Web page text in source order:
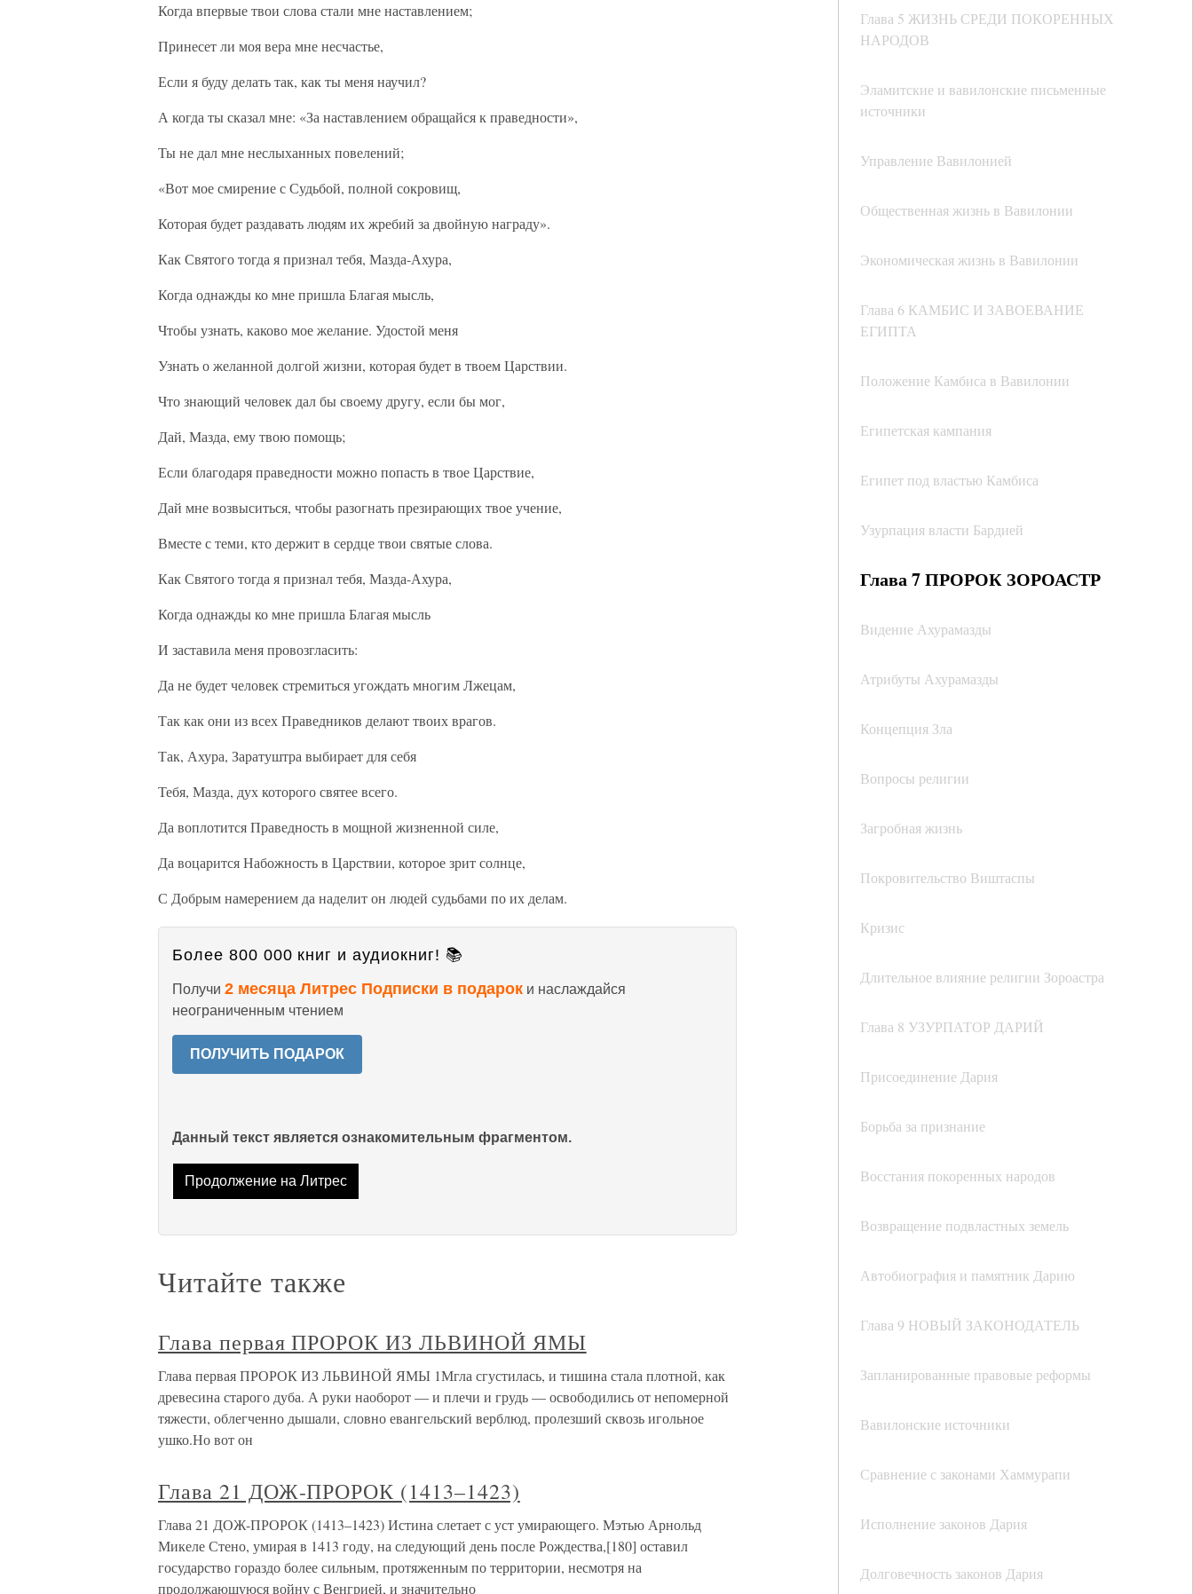
Глава 5 ЖИЗНЬ СРЕДИ ПОКОРЕННЫХ
НАРОДОВ
Эламитские и вавилонские письменные
источники
Управление Вавилонией
Общественная жизнь в Вавилонии
Экономическая жизнь в Вавилонии
Глава 6 КАМБИС И ЗАВОЕВАНИЕ
ЕГИПТА
Положение Камбиса в Вавилонии
Египетская кампания
Египет под властью Камбиса
Узурпация власти Бардией
Глава 7 ПРОРОК ЗОРОАСТР
Видение Ахурамазды
Атрибуты Ахурамазды
Концепция Зла
Вопросы религии
Загробная жизнь
Покровительство Виштаспы
Кризис
Длительное влияние религии Зороастра
Глава 8 УЗУРПАТОР ДАРИЙ
Присоединение Дария
Борьба за признание
Восстания покоренных народов
Возвращение подвластных земель
Автобиография и памятник Дарию
Глава 9 НОВЫЙ ЗАКОНОДАТЕЛЬ
Запланированные правовые реформы
Вавилонские источники
Сравнение с законами Хаммурапи
Исполнение законов Дария
Долговечность законов Дария
Когда впервые твои слова стали мне наставлением;
Принесет ли моя вера мне несчастье,
Если я буду делать так, как ты меня научил?
А когда ты сказал мне: «За наставлением обращайся к праведности»,
Ты не дал мне неслыханных повелений;
«Вот мое смирение с Судьбой, полной сокровищ,
Которая будет раздавать людям их жребий за двойную награду».
Как Святого тогда я признал тебя, Мазда-Ахура,
Когда однажды ко мне пришла Благая мысль,
Чтобы узнать, каково мое желание. Удостой меня
Узнать о желанной долгой жизни, которая будет в твоем Царствии.
Что знающий человек дал бы своему другу, если бы мог,
Дай, Мазда, ему твою помощь;
Если благодаря праведности можно попасть в твое Царствие,
Дай мне возвыситься, чтобы разогнать презирающих твое учение,
Вместе с теми, кто держит в сердце твои святые слова.
Как Святого тогда я признал тебя, Мазда-Ахура,
Когда однажды ко мне пришла Благая мысль
И заставила меня провозгласить:
Да не будет человек стремиться угождать многим Лжецам,
Так как они из всех Праведников делают твоих врагов.
Так, Ахура, Заратуштра выбирает для себя
Тебя, Мазда, дух которого святее всего.
Да воплотится Праведность в мощной жизненной силе,
Да воцарится Набожность в Царствии, которое зрит солнце,
С Добрым намерением да наделит он людей судьбами по их делам.
Более 800 000 книг и аудиокниг! 📚
Получи 2 месяца Литрес Подписки в подарок и наслаждайся
неограниченным чтением
ПОЛУЧИТЬ ПОДАРОК
Данный текст является ознакомительным фрагментом.
Продолжение на Литрес
Читайте также
Глава первая ПРОРОК ИЗ ЛЬВИНОЙ ЯМЫ
Глава первая ПРОРОК ИЗ ЛЬВИНОЙ ЯМЫ 1Мгла сгустилась, и тишина стала плотной, как
древесина старого дуба. А руки наоборот — и плечи и грудь — освободились от непомерной
тяжести, облегченно дышали, словно евангельский верблюд, пролезший сквозь игольное
ушко.Но вот он
Глава 21 ДОЖ-ПРОРОК (1413–1423)
Глава 21 ДОЖ-ПРОРОК (1413–1423) Истина слетает с уст умирающего. Мэтью Арнольд
Микеле Стено, умирая в 1413 году, на следующий день после Рождества,[180] оставил
государство гораздо более сильным, протяженным по территории, несмотря на
продолжающуюся войну с Венгрией, и значительно